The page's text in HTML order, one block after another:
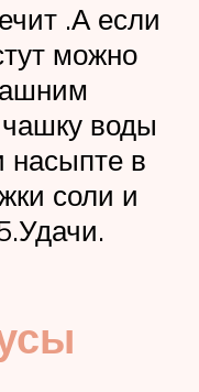
.А если
можно
воды
насыпте в
соли и